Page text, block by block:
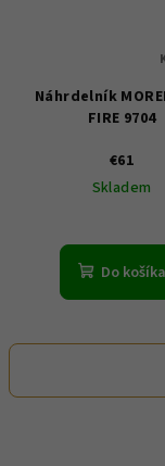
Náhrdelník
FIRE 9704
€61
Skladem
Do košíka